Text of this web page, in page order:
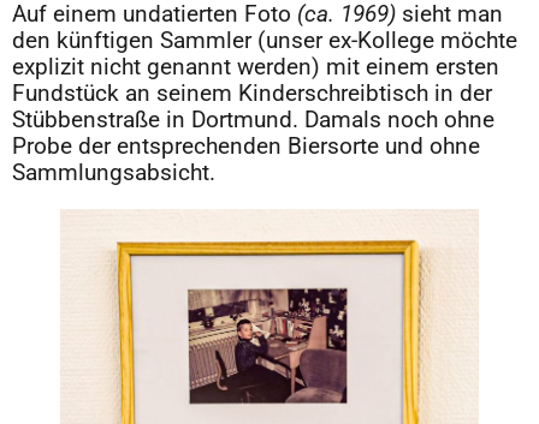
Auf einem undatierten Foto (ca. 1969) sieht man
den künftigen Sammler (unser ex-Kollege möchte
explizit nicht genannt werden) mit einem ersten
Fundstück an seinem Kinderschreibtisch in der
Stübbenstraße in Dortmund. Damals noch ohne
Probe der entsprechenden Biersorte und ohne
Sammlungsabsicht.